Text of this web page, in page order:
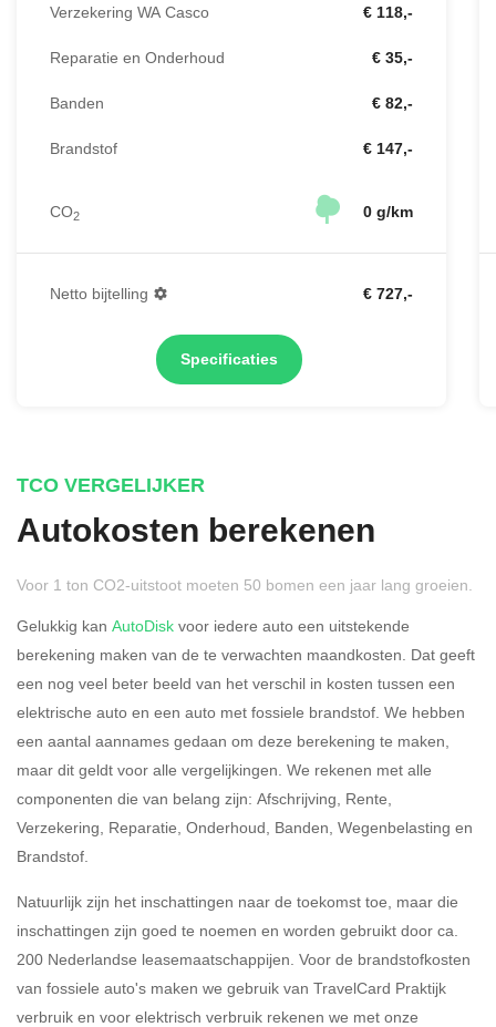
Verzekering WA Casco € 118,-
Reparatie en Onderhoud € 35,-
Banden € 82,-
Brandstof € 147,-
CO2 0 g/km
Netto bijtelling € 727,-
Specificaties
Rijdt u meer dan 500
kilometer privé?
Ja Nee
Belastingspercentage
37,07% (Belastbaar tot €
69.399,- )
Eigen bijdrage
TCO VERGELIJKER
Autokosten berekenen
Voor 1 ton CO2-uitstoot moeten 50 bomen een jaar lang groeien.
Gelukkig kan AutoDisk voor iedere auto een uitstekende
berekening maken van de te verwachten maandkosten. Dat geeft
een nog veel beter beeld van het verschil in kosten tussen een
elektrische auto en een auto met fossiele brandstof. We hebben
een aantal aannames gedaan om deze berekening te maken,
maar dit geldt voor alle vergelijkingen. We rekenen met alle
componenten die van belang zijn: Afschrijving, Rente,
Verzekering, Reparatie, Onderhoud, Banden, Wegenbelasting en
Brandstof.
Natuurlijk zijn het inschattingen naar de toekomst toe, maar die
inschattingen zijn goed te noemen en worden gebruikt door ca.
200 Nederlandse leasemaatschappijen. Voor de brandstofkosten
van fossiele auto's maken we gebruik van TravelCard Praktijk
verbruik en voor elektrisch verbruik rekenen we met onze